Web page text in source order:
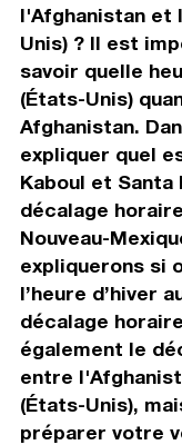
l'Afghanistan et
Unis) ? Il est
savoir quelle
(États-Unis)
Afghanistan.
expliquer quel
Kaboul et
décalage
Nouveau-
expliquerons si
l’heure d’hiver
décalage
également le
entre
(États-Unis),
préparer votre